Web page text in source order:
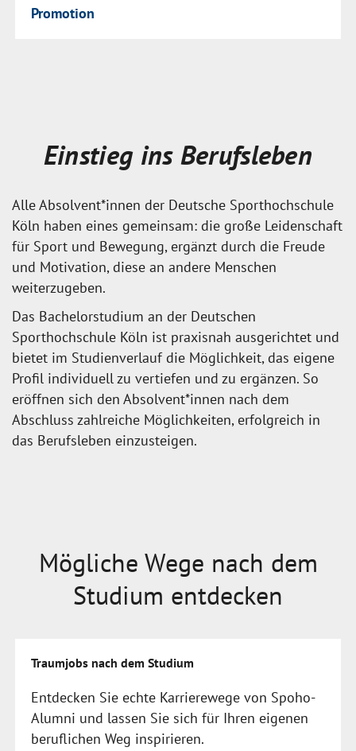
Promotion
Einstieg ins Berufsleben
Alle Absolvent*innen der Deutsche Sporthochschule
Köln haben eines gemeinsam: die große Leidenschaft
für Sport und Bewegung, ergänzt durch die Freude
und Motivation, diese an andere Menschen
weiterzugeben.
Das Bachelorstudium an der Deutschen
Sporthochschule Köln ist praxisnah ausgerichtet und
bietet im Studienverlauf die Möglichkeit, das eigene
Profil individuell zu vertiefen und zu ergänzen. So
eröffnen sich den Absolvent*innen nach dem
Abschluss zahlreiche Möglichkeiten, erfolgreich in
das Berufsleben einzusteigen.
Mögliche Wege nach dem
Studium entdecken
Traumjobs nach dem Studium
Entdecken Sie echte Karrierewege von Spoho-
Alumni und lassen Sie sich für Ihren eigenen
beruflichen Weg inspirieren.